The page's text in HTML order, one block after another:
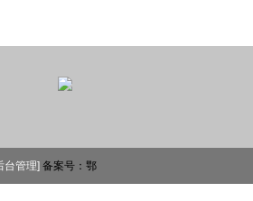
台管理] 备案号：鄂